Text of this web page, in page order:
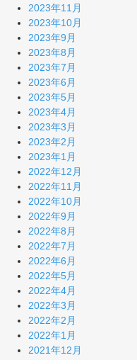
2023年11月
2023年10月
2023年9月
2023年8月
2023年7月
2023年6月
2023年5月
2023年4月
2023年3月
2023年2月
2023年1月
2022年12月
2022年11月
2022年10月
2022年9月
2022年8月
2022年7月
2022年6月
2022年5月
2022年4月
2022年3月
2022年2月
2022年1月
2021年12月